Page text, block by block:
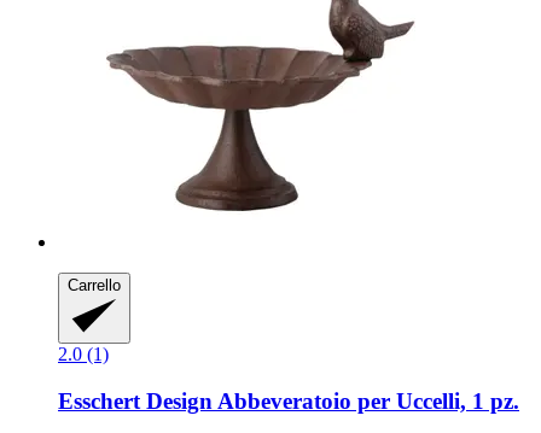
Carrello
2.0 (1)
Esschert Design Abbeveratoio per Uccelli, 1 pz.